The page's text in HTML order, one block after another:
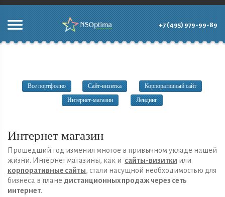
+7 (495) 979-99-89
Все портфолио Сайт-визитка
Корпоративный сайт
Интернет-магазин
Лендинг
Интернет магазин
Прошедший год изменил многое в привычном укладе нашей
жизни. Интернет магазины, как и сайты-визитки или
корпоративные сайты, стали насущной необходимостью для
бизнеса в плане дистанционных продаж через сеть
интернет.